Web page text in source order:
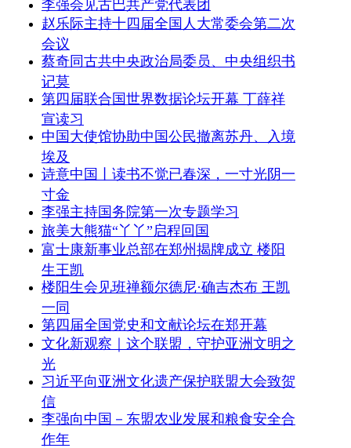
李强会见古巴共产党代表团
赵乐际主持十四届全国人大常委会第二次
会议
蔡奇同古共中央政治局委员、中央组织书
记莫
第四届联合国世界数据论坛开幕 丁薛祥
宣读习
中国大使馆协助中国公民撤离苏丹、入境
埃及
诗意中国丨读书不觉已春深，一寸光阴一
寸金
李强主持国务院第一次专题学习
旅美大熊猫“丫丫”启程回国
富士康新事业总部在郑州揭牌成立 楼阳
生王凯
楼阳生会见班禅额尔德尼·确吉杰布 王凯
一同
第四届全国党史和文献论坛在郑开幕
文化新观察｜这个联盟，守护亚洲文明之
光
习近平向亚洲文化遗产保护联盟大会致贺
信
李强向中国－东盟农业发展和粮食安全合
作年